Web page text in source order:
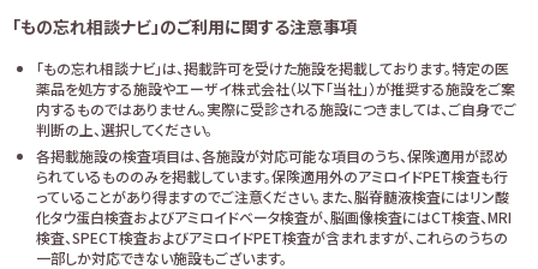
「もの忘れ相談ナビ」のご利用に関する注意事項
「もの忘れ相談ナビ」は、掲載許可を受けた施設を掲載しております。特定の医
薬品を処方する施設やエーザイ株式会社（以下「当社」）が推奨する施設をご案
内するものではありません。実際に受診される施設につきましては、ご自身でご
判断の上、選択してください。
各掲載施設の検査項目は、各施設が対応可能な項目のうち、保険適用が認め
られているもののみを掲載しています。保険適用外のアミロイドPET検査も行
っていることがあり得ますのでご注意ください。また、脳脊髄液検査にはリン酸
化タウ蛋白検査およびアミロイドベータ検査が、脳画像検査にはCT検査、MRI
検査、SPECT検査およびアミロイドPET検査が含まれますが、これらのうちの
一部しか対応できない施設もございます。